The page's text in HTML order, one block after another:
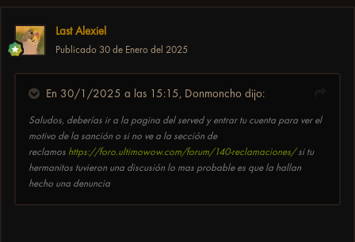
Last Alexiel
Publicado 30 de Enero del 2025
En 30/1/2025 a las 15:15, Donmoncho dijo:
Saludos, deberías ir a la pagina del served y entrar tu cuenta para ver el
motivo de la sanción o si no ve a la sección de
reclamos https://foro.ultimowow.com/forum/140-reclamaciones/si tu
hermanitos tuvieron una discusión lo mas probable es que la hallan
hecho una denuncia